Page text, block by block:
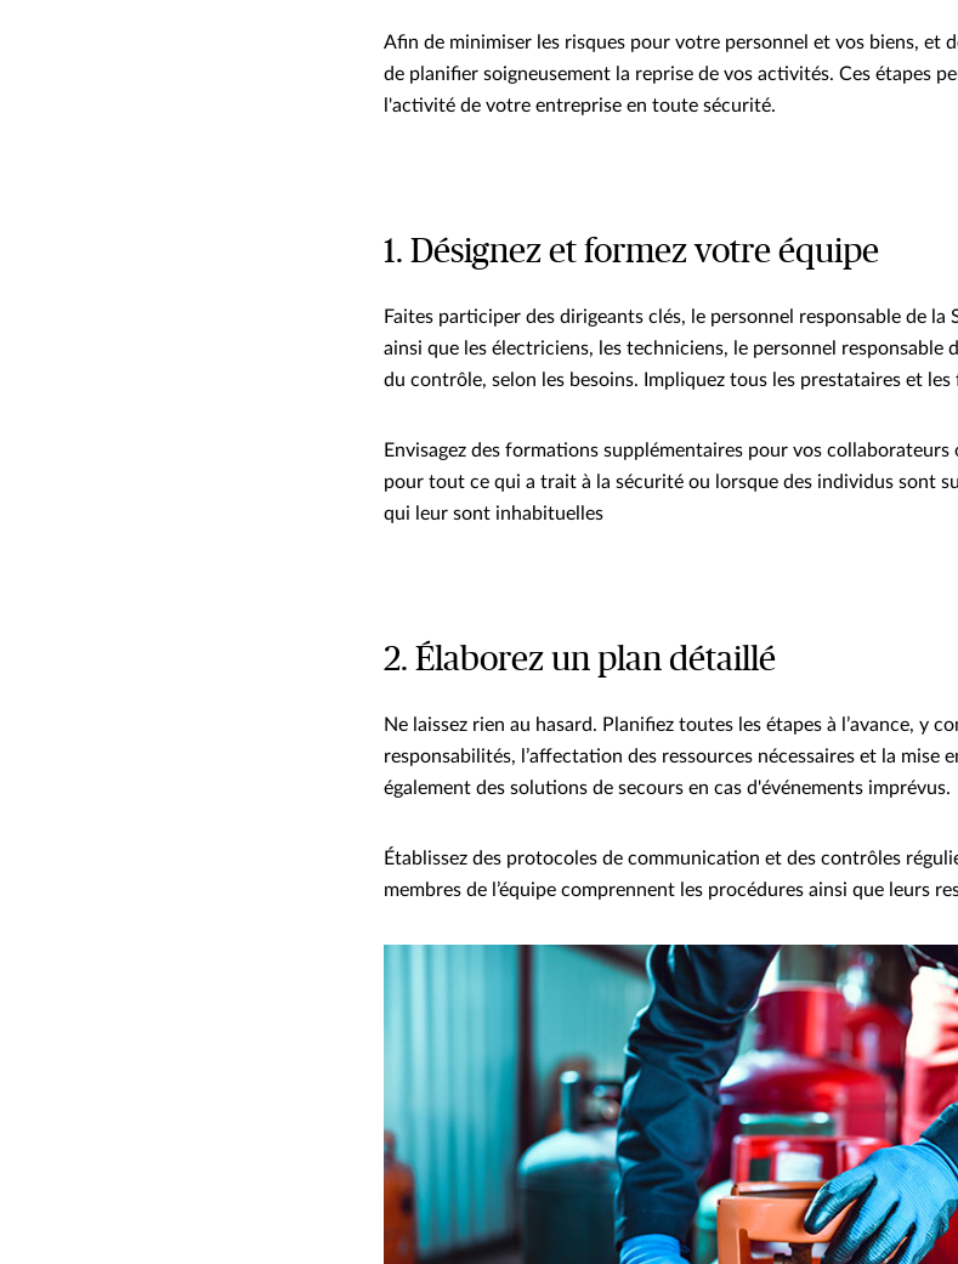
Afin de minimiser les risques pour votre personnel et vos biens, et
de planifier soigneusement la reprise de vos activités. Ces étapes
l'activité de votre entreprise en toute sécurité.
1. Désignez et formez votre équipe
Faites participer des dirigeants clés, le personnel responsable de la
ainsi que les électriciens, les techniciens, le personnel responsable
du contrôle, selon les besoins. Impliquez tous les prestataires et les
Envisagez des formations supplémentaires pour vos
pour tout ce qui a trait à la sécurité ou lorsque des individus sont
qui leur sont inhabituelles
2. Élaborez un plan détaillé
Ne laissez rien au hasard. Planifiez toutes les étapes à l’avance, y
responsabilités, l’affectation des ressources nécessaires et la mise
également des solutions de secours en cas d'événements imprévus.
Établissez des protocoles de communication et des contrôles
membres de l’équipe comprennent les procédures ainsi que leurs